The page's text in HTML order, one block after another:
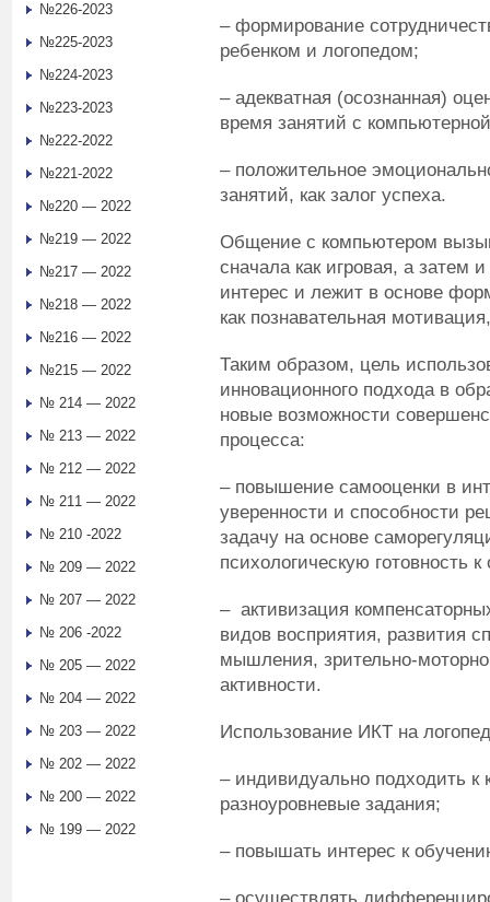
– формирование
ребенком и логопедом;
– адекватная (осознанная)
время занятий с
– положительное
занятий, как залог успеха.
Общение с компьютером
сначала как игровая, а затем
интерес и лежит в основе
как познавательная
Таким образом, цель
инновационного подхода в
новые возможности
процесса:
– повышение самооценки в
уверенности и способности
задачу на основе
психологическую готовность
– активизация
видов восприятия, развития
мышления, зрительно-
активности.
Использование ИКТ на
– индивидуально подходить к
разноуровневые задания;
– повышать интерес к
– осуществлять
№226-2023
№225-2023
№224-2023
№223-2023
№222-2022
№221-2022
№220 — 2022
№219 — 2022
№217 — 2022
№218 — 2022
№216 — 2022
№215 — 2022
№ 214 — 2022
№ 213 — 2022
№ 212 — 2022
№ 211 — 2022
№ 210 -2022
№ 209 — 2022
№ 207 — 2022
№ 206 -2022
№ 205 — 2022
№ 204 — 2022
№ 203 — 2022
№ 202 — 2022
№ 200 — 2022
№ 199 — 2022